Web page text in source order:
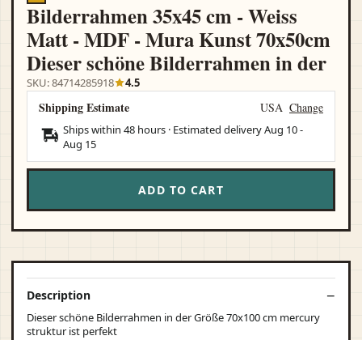
Bilderrahmen 35x45 cm - Weiss
Matt - MDF - Mura Kunst 70x50cm
Dieser schöne Bilderrahmen in der
SKU: 84714285918 4.5
Shipping Estimate USA Change
Ships within 48 hours · Estimated deliveryAug 10-
Aug 15
ADD TO CART
Description
Dieser schöne Bilderrahmen in der Größe 70x100 cm mercury
struktur ist perfekt